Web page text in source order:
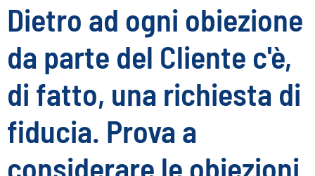
Dietro ad ogni obiezione
da parte del Cliente c'è,
di fatto, una richiesta di
fiducia. Prova a
considerare le obiezioni